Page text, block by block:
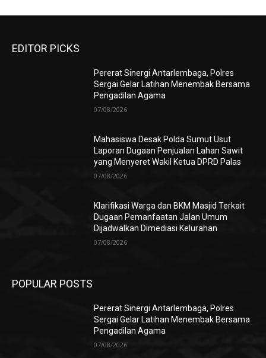
EDITOR PICKS
Pererat Sinergi Antarlembaga, Polres
Sergai Gelar Latihan Menembak Bersama
Pengadilan Agama
07/08/2026
Mahasiswa Desak Polda Sumut Usut
Laporan Dugaan Penjualan Lahan Sawit
yang Menyeret Wakil Ketua DPRD Palas
07/08/2026
Klarifikasi Warga dan BKM Masjid Terkait
Dugaan Pemanfaatan Jalan Umum
Dijadwalkan Dimediasi Kelurahan
07/08/2026
POPULAR POSTS
Pererat Sinergi Antarlembaga, Polres
Sergai Gelar Latihan Menembak Bersama
Pengadilan Agama
07/08/2026